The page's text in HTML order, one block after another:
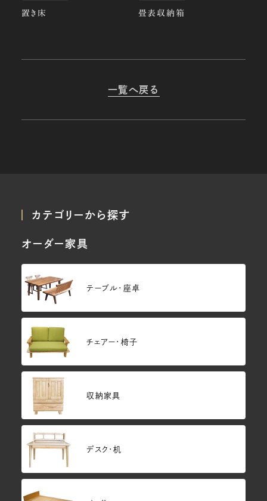
置き床 畳表収納箱
一覧へ戻る
カテゴリーから探す
オーダー家具
テーブル・座卓
チェアー・椅子
収納家具
デスク・机